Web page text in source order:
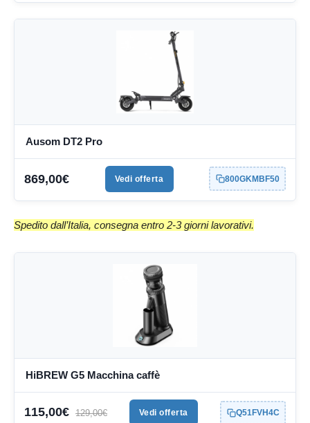
Ausom DT2 Pro
869,00€ Vedi offerta 800GKMBF50
Spedito dall’Italia, consegna entro 2-3 giorni lavorativi.
HiBREW G5 Macchina caffè
115,00€ 129,00€ Vedi offerta Q51FVH4C